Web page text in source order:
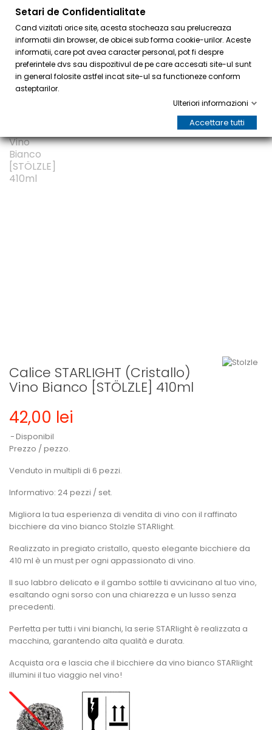
Calice STARLIGHT (Cristallo)
Vino Bianco [STÖLZLE] 410ml
42,00 lei
Disponibil
Prezzo / pezzo.
Venduto in multipli di 6 pezzi.
Informativo: 24 pezzi / set.
Migliora la tua esperienza di vendita di vino con il raffinato
bicchiere da vino bianco Stolzle STARlight.
Realizzato in pregiato cristallo, questo elegante bicchiere da
410 ml è un must per ogni appassionato di vino.
Il suo labbro delicato e il gambo sottile ti avvicinano al tuo vino,
esaltando ogni sorso con una chiarezza e un lusso senza
precedenti.
Perfetta per tutti i vini bianchi, la serie STARlight è realizzata a
macchina, garantendo alta qualità e durata.
Acquista ora e lascia che il bicchiere da vino bianco STARlight
illumini il tuo viaggio nel vino!
Setari de Confidentialitate
Cand vizitati orice site, acesta stocheaza sau prelucreaza
informatii din browser, de obicei sub forma cookie-urilor. Aceste
informatii, care pot avea caracter personal, pot fi despre
preferintele dvs sau dispozitivul de pe care accesati site-ul sunt
in general folosite astfel incat site-ul sa functioneze conform
asteptarilor.
Ulteriori informazioni
Accettare tutti